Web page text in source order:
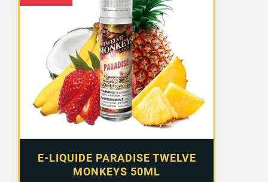
E-LIQUIDE PARADISE TWELVE
MONKEYS 50ML